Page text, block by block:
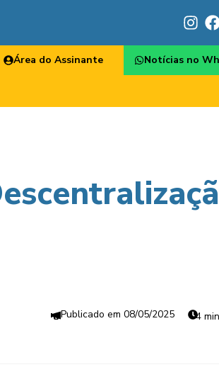
Área do Assinante Notícias no
08/05/2025 4